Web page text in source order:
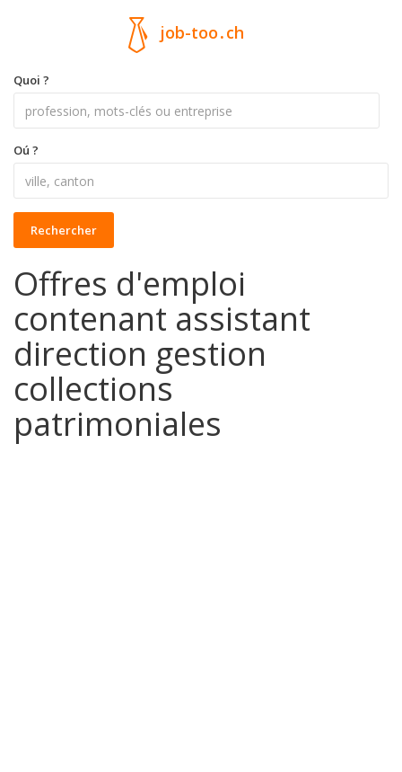
job-too.ch
Quoi ?
Oú ?
Rechercher
Offres d'emploi
contenant assistant
direction gestion
collections
patrimoniales